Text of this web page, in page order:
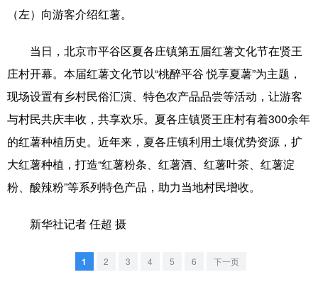
彩票 娱乐
文化产业
地方频道
北京 天津 山西
辽宁 吉林 上海
（左）向游客介绍红薯。
当日，北京市平谷区夏各庄镇第五届红薯文化节在贤王
庄村开幕。本届红薯文化节以“桃醉平谷 悦享夏薯”为主题，
现场设置有乡村民俗汇演、特色农产品品尝等活动，让游客
与村民共庆丰收，共享欢乐。夏各庄镇贤王庄村有着300余年
的红薯种植历史。近年来，夏各庄镇利用土壤优势资源，扩
大红薯种植，打造“红薯粉条、红薯酒、红薯叶茶、红薯淀
粉、酸辣粉”等系列特色产品，助力当地村民增收。
新华社记者 任超 摄
1 2 3 4 5 6 下一页